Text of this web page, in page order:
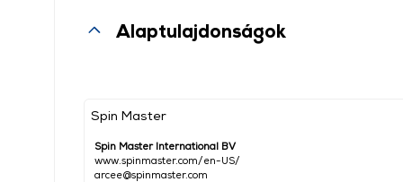
Alaptulajdonságok
Spin Master
Spin Master International BV
www.spinmaster.com/en-US/
arcee@spinmaster.com